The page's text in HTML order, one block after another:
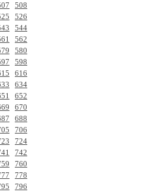
508
526
544
562
580
598
616
634
652
670
688
706
724
742
760
778
796